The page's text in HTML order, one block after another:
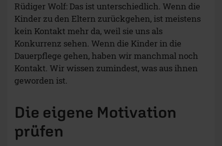
Rüdiger Wolf: Das ist unterschiedlich. Wenn die
Kinder zu den Eltern zurückgehen, ist meistens
kein Kontakt mehr da, weil sie uns als
Konkurrenz sehen. Wenn die Kinder in die
Dauerpflege gehen, haben wir manchmal noch
Kontakt. Wir wissen zumindest, was aus ihnen
geworden ist.
Die eigene Motivation
prüfen